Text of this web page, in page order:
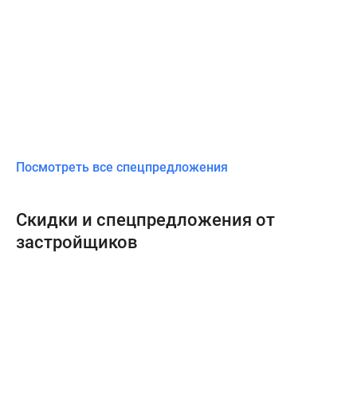
Посмотреть все спецпредложения
Скидки и спецпредложения от
застройщиков